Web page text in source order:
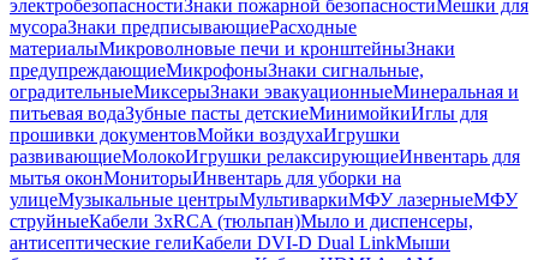
электробезопасностиЗнаки пожарной безопасностиМешки для
мусораЗнаки предписывающиеРасходные
материалыМикроволновые печи и кронштейныЗнаки
предупреждающиеМикрофоныЗнаки сигнальные,
оградительныеМиксерыЗнаки эвакуационныеМинеральная и
питьевая водаЗубные пасты детскиеМинимойкиИглы для
прошивки документовМойки воздухаИгрушки
развивающиеМолокоИгрушки релаксирующиеИнвентарь для
мытья оконМониторыИнвентарь для уборки на
улицеМузыкальные центрыМультиваркиМФУ лазерныеМФУ
струйныеКабели 3xRCA (тюльпан)Мыло и диспенсеры,
антисептические гелиКабели DVI-D Dual LinkМыши